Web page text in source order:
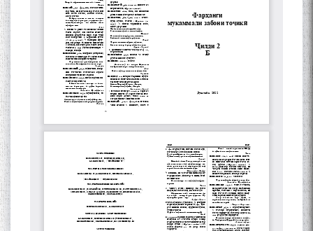
به عبارت دیگر: گفتگو با مومن
قناعت Mumin Qanoat
Сухбати навқаламон бо